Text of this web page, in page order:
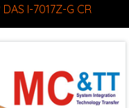
I-7017Z-G CR